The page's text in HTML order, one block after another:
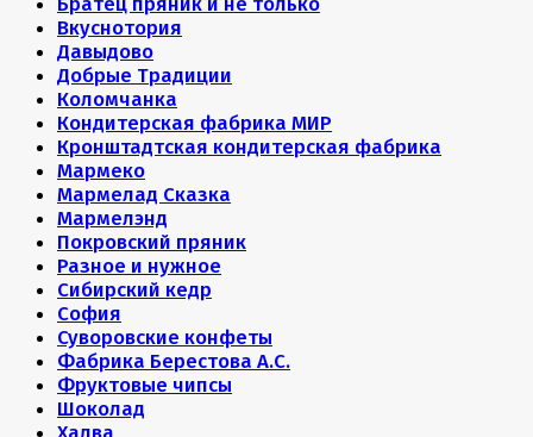
Вкуснотория
Давыдово
Добрые Традиции
Коломчанка
Кондитерская фабрика МИР
Кронштадтская кондитерская фабрика
Мармеко
Мармелад Сказка
Мармелэнд
Покровский пряник
Разное и нужное
Сибирский кедр
София
Суворовские конфеты
Фабрика Берестова А.С.
Фруктовые чипсы
Шоколад
Халва